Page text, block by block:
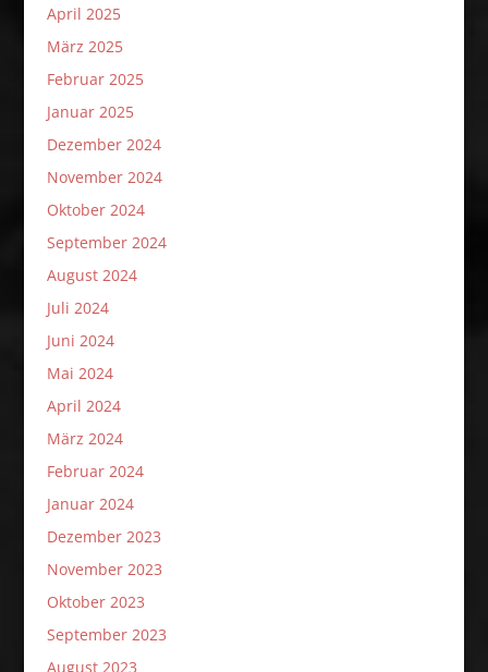
April 2025
März 2025
Februar 2025
Januar 2025
Dezember 2024
November 2024
Oktober 2024
September 2024
August 2024
Juli 2024
Juni 2024
Mai 2024
April 2024
März 2024
Februar 2024
Januar 2024
Dezember 2023
November 2023
Oktober 2023
September 2023
August 2023